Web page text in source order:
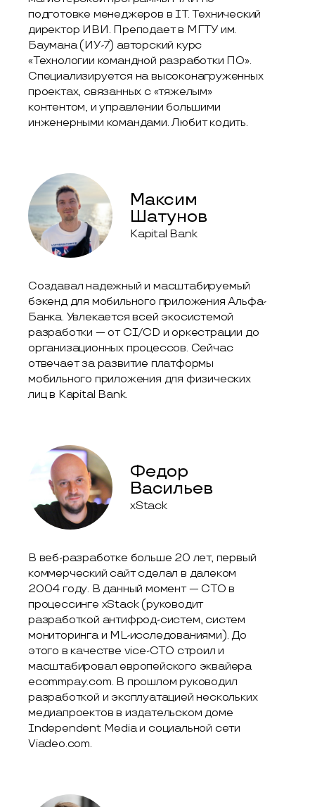
подготовке менеджеров в IT. Технический
директор ИВИ. Преподает в МГТУ им.
Баумана (ИУ-7) авторский курс
«Технологии командной разработки ПО».
Специализируется на высоконагруженных
проектах, связанных с «тяжелым»
контентом, и управлении большими
инженерными командами. Любит кодить.
Максим
Шатунов
Kapital Bank
Создавал надежный и масштабируемый
бэкенд для мобильного приложения Альфа-
Банка. Увлекается всей экосистемой
разработки — от CI/CD и оркестрации до
организационных процессов. Сейчас
отвечает за развитие платформы
мобильного приложения для физических
лиц в Kapital Bank.
Федор
Васильев
xStack
В веб-разработке больше 20 лет, первый
коммерческий сайт сделал в далеком
2004 году. В данный момент — CTO в
процессинге xStack (руководит
разработкой антифрод-систем, систем
мониторинга и ML-исследованиями). До
этого в качестве vice-CTO строил и
масштабировал европейского эквайера
ecommpay.com. В прошлом руководил
разработкой и эксплуатацией нескольких
медиапроектов в издательском доме
Independent Media и социальной сети
Viadeo.com.